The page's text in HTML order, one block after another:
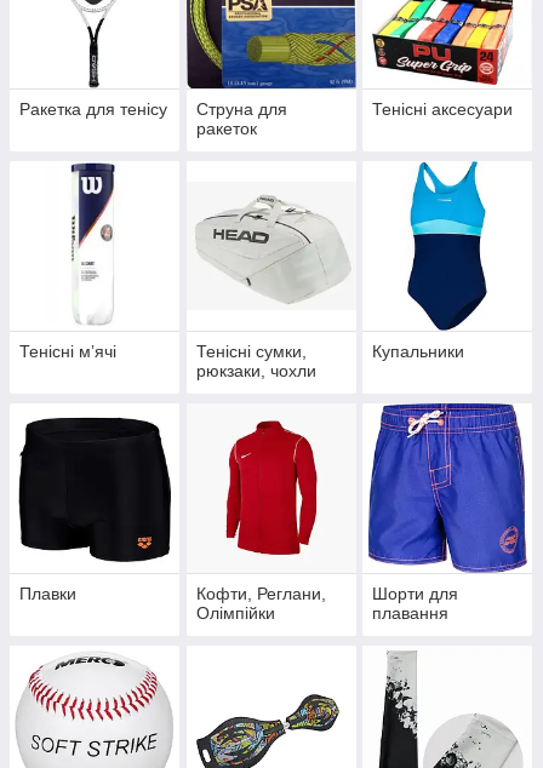
Ракетка для тенісу
Струна для
ракеток
Тенісні аксесуари
Тенісні мʼячі
Тенісні сумки,
рюкзаки, чохли
Купальники
Плавки
Кофти, Реглани,
Олімпійки
Шорти для
плавання